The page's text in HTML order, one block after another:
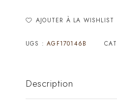
AJOUTER À LA WISHLIST
UGS :AGF170146B
Description